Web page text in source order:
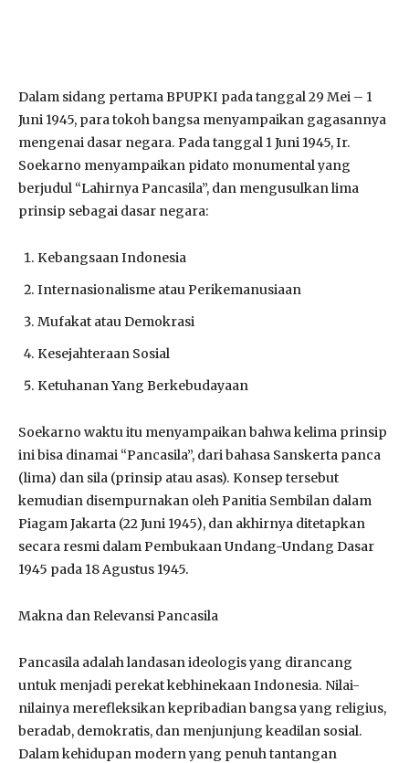
Dalam sidang pertama BPUPKI pada tanggal 29 Mei – 1
Juni 1945, para tokoh bangsa menyampaikan gagasannya
mengenai dasar negara. Pada tanggal 1 Juni 1945, Ir.
Soekarno menyampaikan pidato monumental yang
berjudul “Lahirnya Pancasila”, dan mengusulkan lima
prinsip sebagai dasar negara:
Kebangsaan Indonesia
Internasionalisme atau Perikemanusiaan
Mufakat atau Demokrasi
Kesejahteraan Sosial
Ketuhanan Yang Berkebudayaan
Soekarno waktu itu menyampaikan bahwa kelima prinsip
ini bisa dinamai “Pancasila”, dari bahasa Sanskerta panca
(lima) dan sila (prinsip atau asas). Konsep tersebut
kemudian disempurnakan oleh Panitia Sembilan dalam
Piagam Jakarta (22 Juni 1945), dan akhirnya ditetapkan
secara resmi dalam Pembukaan Undang-Undang Dasar
1945 pada 18 Agustus 1945.
Makna dan Relevansi Pancasila
Pancasila adalah landasan ideologis yang dirancang
untuk menjadi perekat kebhinekaan Indonesia. Nilai-
nilainya merefleksikan kepribadian bangsa yang religius,
beradab, demokratis, dan menjunjung keadilan sosial.
Dalam kehidupan modern yang penuh tantangan